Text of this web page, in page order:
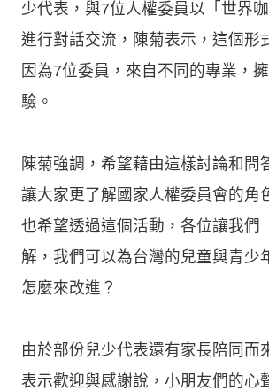
少代表，與7位人權委員以「世界
進行對話交流，陳菊表示，這個形
因為7位委員，來自不同的專業，
驗。
陳菊強調，希望藉由這樣討論和問
讓大家更了解國家人權委員會的角
也希望透過這個活動，各位讓我們
解，我們可以為台灣的兒童與青少
怎麼來改進？
由於部份兒少代表還有家長陪同而
表示歡迎與感謝說，小朋友們的心